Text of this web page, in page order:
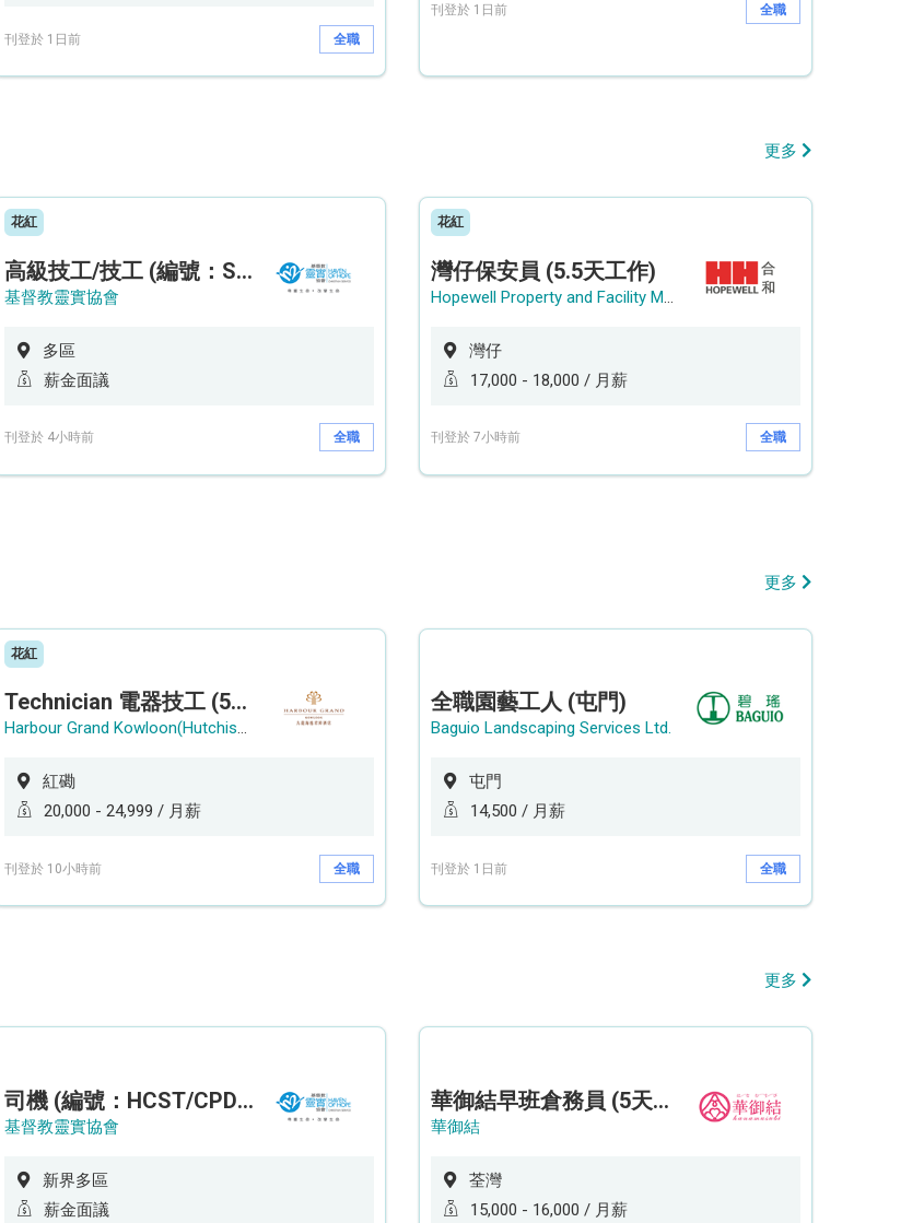
刊登於 1日前 全職
刊登於 1日前 全職
更多
花紅
高級技工/技工 (編號：SSO/FM/A/CTE)
基督教靈實協會
多區
薪金面議
刊登於 4小時前 全職
花紅
灣仔保安員 (5.5天工作)
Hopewell Property and Facility Management Ltd. 合和物業及設施管理有限公司
灣仔
17,000 - 18,000 / 月薪
刊登於 7小時前 全職
更多
花紅
Technician 電器技工 (5-Day Work Week)
Harbour Grand Kowloon(Hutchison Hotel Hong Kong Limited)
紅磡
20,000 - 24,999 / 月薪
刊登於 10小時前 全職
全職園藝工人 (屯門)
Baguio Landscaping Services Ltd.
屯門
14,500 / 月薪
刊登於 1日前 全職
更多
司機 (編號：HCST/CPD/CTE)
基督教靈實協會
新界多區
薪金面議
華御結早班倉務員 (5天工作週)
華御結
荃灣
15,000 - 16,000 / 月薪